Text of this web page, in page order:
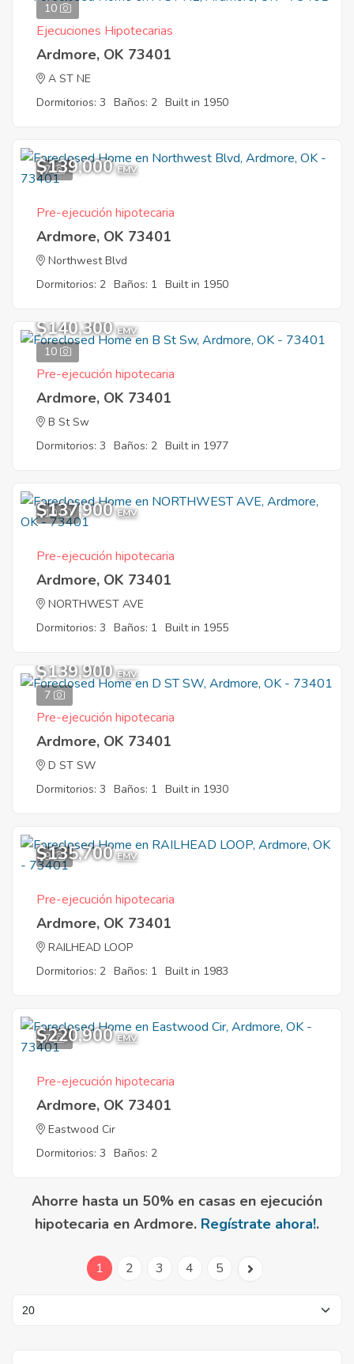
10
Ejecuciones Hipotecarias
Ardmore, OK 73401
A ST NE
Dormitorios: 3 Baños: 2 Built in 1950
7
$139,000 EMV
Pre-ejecución hipotecaria
Ardmore, OK 73401
Northwest Blvd
Dormitorios: 2 Baños: 1 Built in 1950
10
$140,300 EMV
Pre-ejecución hipotecaria
Ardmore, OK 73401
B St Sw
Dormitorios: 3 Baños: 2 Built in 1977
10
$137,900 EMV
Pre-ejecución hipotecaria
Ardmore, OK 73401
NORTHWEST AVE
Dormitorios: 3 Baños: 1 Built in 1955
7
$139,900 EMV
Pre-ejecución hipotecaria
Ardmore, OK 73401
D ST SW
Dormitorios: 3 Baños: 1 Built in 1930
9
$135,700 EMV
Pre-ejecución hipotecaria
Ardmore, OK 73401
RAILHEAD LOOP
Dormitorios: 2 Baños: 1 Built in 1983
7
$220,900 EMV
Pre-ejecución hipotecaria
Ardmore, OK 73401
Eastwood Cir
Dormitorios: 3 Baños: 2
Ahorre hasta un 50% en casas en ejecución
hipotecaria en Ardmore. Regístrate ahora!.
1 2 3 4 5